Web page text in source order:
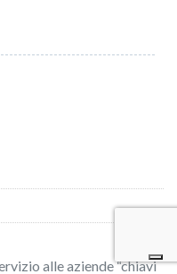
alle aziende “chiavi